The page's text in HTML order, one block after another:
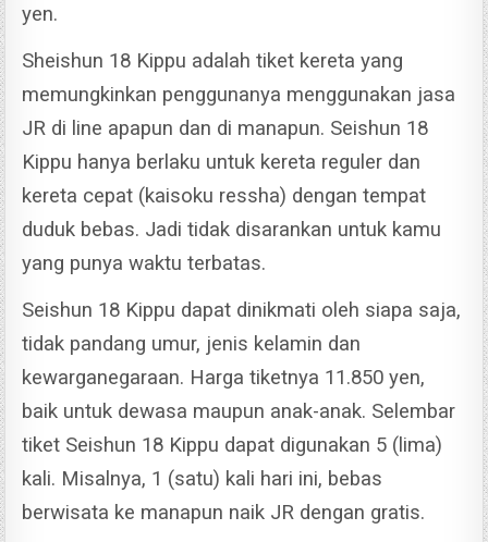
yen.
Sheishun 18 Kippu adalah tiket kereta yang
memungkinkan penggunanya menggunakan jasa
JR di line apapun dan di manapun. Seishun 18
Kippu hanya berlaku untuk kereta reguler dan
kereta cepat (kaisoku ressha) dengan tempat
duduk bebas. Jadi tidak disarankan untuk kamu
yang punya waktu terbatas.
Seishun 18 Kippu dapat dinikmati oleh siapa saja,
tidak pandang umur, jenis kelamin dan
kewarganegaraan. Harga tiketnya 11.850 yen,
baik untuk dewasa maupun anak-anak. Selembar
tiket Seishun 18 Kippu dapat digunakan 5 (lima)
kali. Misalnya, 1 (satu) kali hari ini, bebas
berwisata ke manapun naik JR dengan gratis.